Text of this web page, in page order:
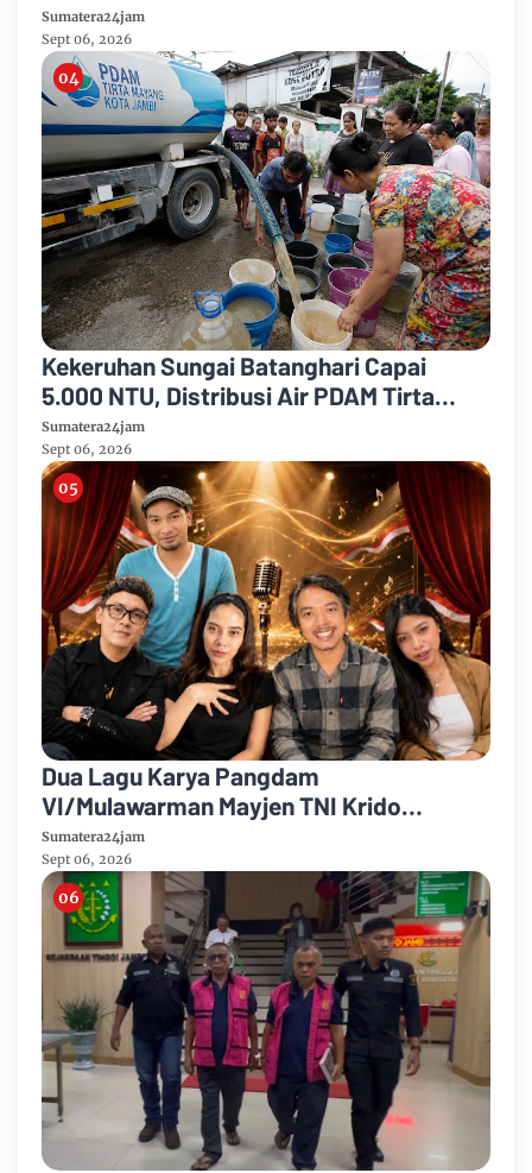
Hadapi Ancaman Krisis Air Bersih dan
Karhutla
Sumatera24jam
Sept 06, 2026
Kekeruhan Sungai Batanghari Capai
5.000 NTU, Distribusi Air PDAM Tirta
Mayang di Sejumlah Wilayah Terganggu
Sumatera24jam
Sept 06, 2026
Dua Lagu Karya Pangdam
VI/Mulawarman Mayjen TNI Krido
Pramono Jadi Ikon Singing Competition
HUT Ke-81 RI
Sumatera24jam
Sept 06, 2026